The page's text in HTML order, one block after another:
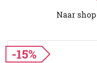
Naar shop
-15%